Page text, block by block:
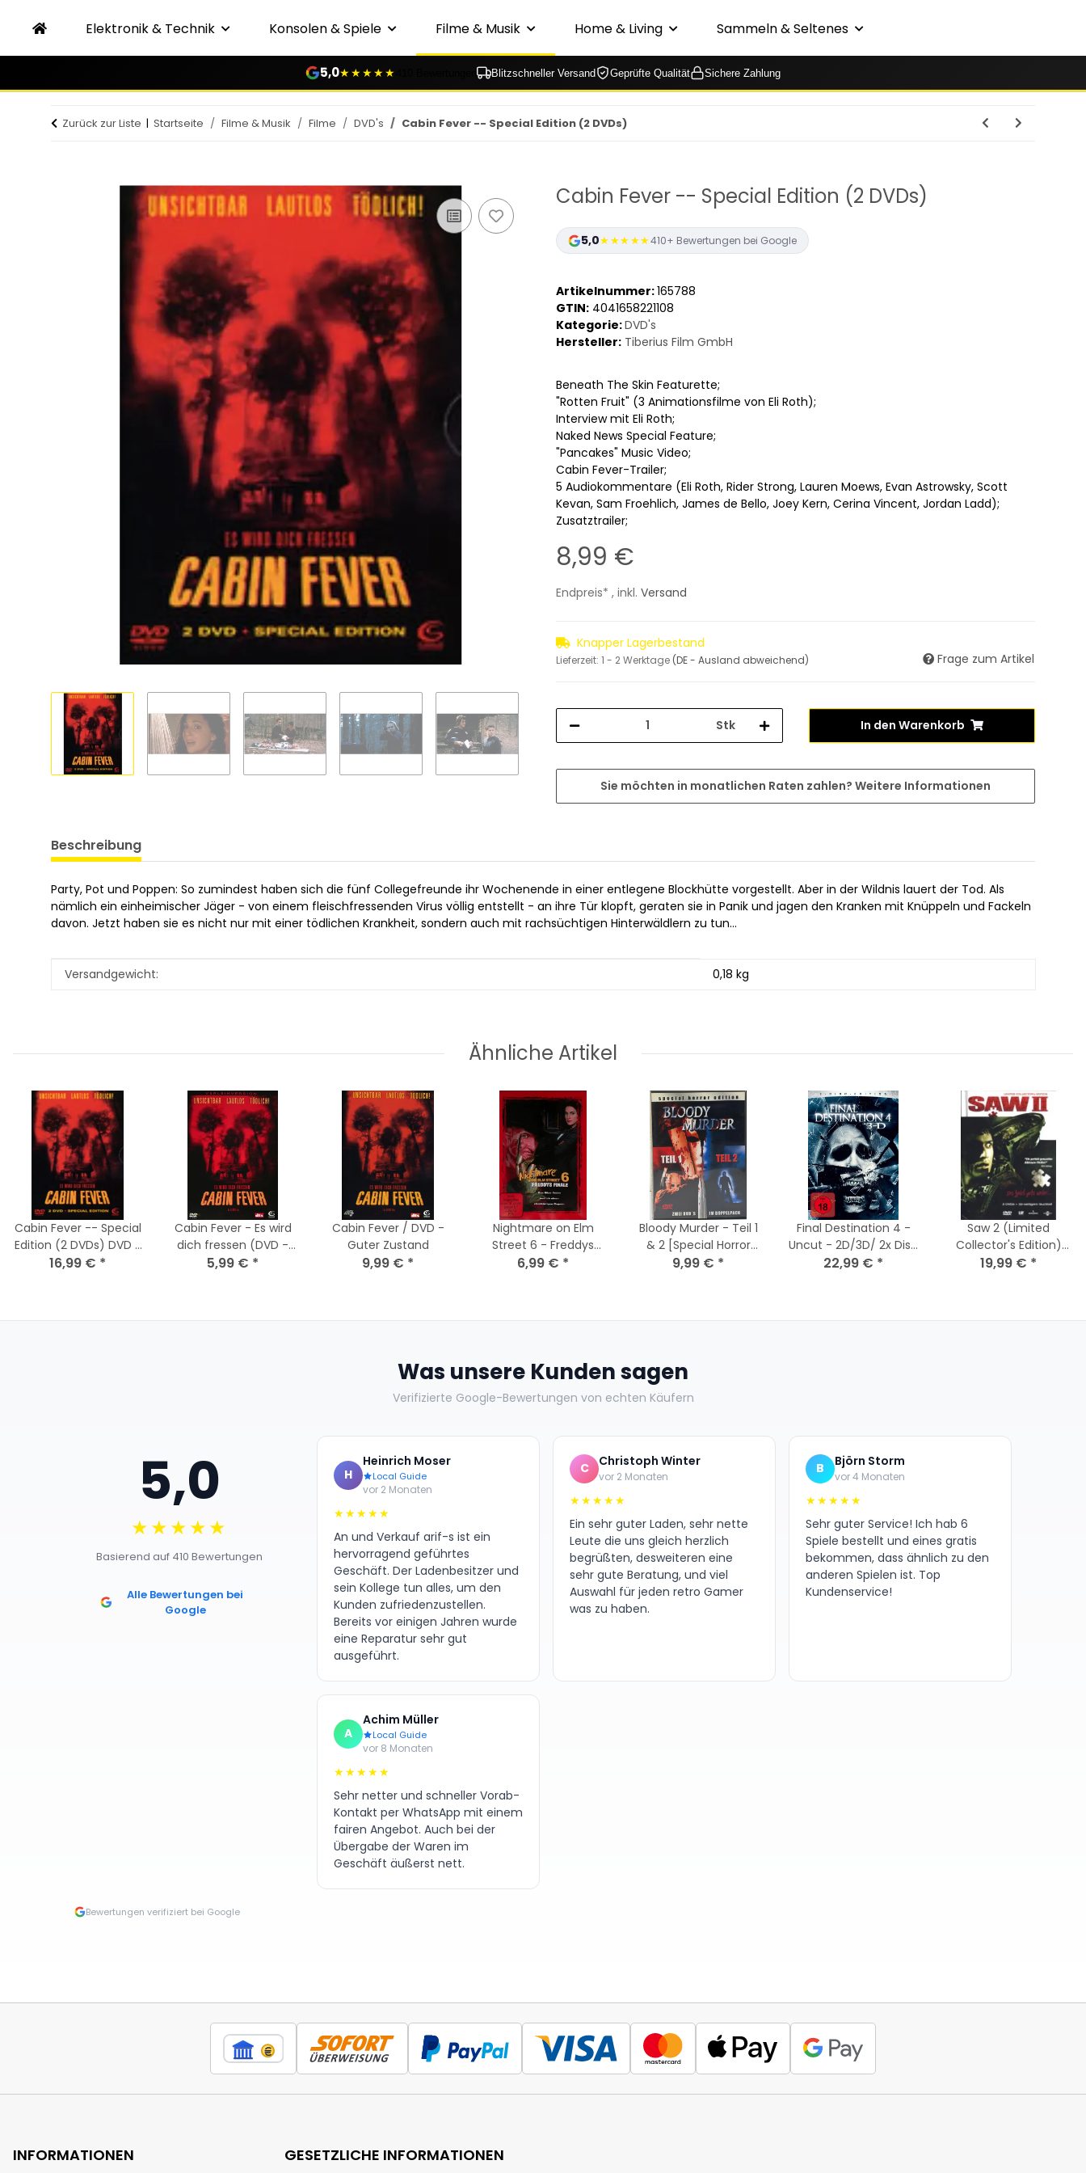
Elektronik & Technik Konsolen & Spiele Filme & Musik Home & Living Sammeln & Seltenes
5,0★★★★★ Blitzschneller Versand Geprüfte Qualität Sichere Zahlung
Zurück zur Liste Startseite Filme & Musik Filme DVD's Cabin Fever -- Special Edition (2 DVDs)
Cabin Fever -- Special Edition (2 DVDs)
5,0★★★★★410+ Bewertungen bei Google
Artikelnummer:165788
GTIN: 4041658221108
Kategorie:DVD's
Hersteller: Tiberius Film GmbH
Beneath The Skin Featurette;
"Rotten Fruit" (3 Animationsfilme von Eli Roth);
Interview mit Eli Roth;
Naked News Special Feature;
"Pancakes" Music Video;
Cabin Fever-Trailer;
5 Audiokommentare (Eli Roth, Rider Strong, Lauren Moews, Evan Astrowsky, Scott
Kevan, Sam Froehlich, James de Bello, Joey Kern, Cerina Vincent, Jordan Ladd);
Zusatztrailer;
8,99 €
Endpreis* , inkl. Versand
Knapper Lagerbestand
Lieferzeit: 1 - 2 Werktage (DE - Ausland abweichend) Frage zum Artikel
Stk In den Warenkorb
Sie möchten in monatlichen Raten zahlen? Weitere Informationen
Beschreibung
Party, Pot und Poppen: So zumindest haben sich die fünf Collegefreunde ihr Wochenende in einer entlegene Blockhütte vorgestellt. Aber in der Wildnis lauert der Tod. Als
nämlich ein einheimischer Jäger - von einem fleischfressenden Virus völlig entstellt - an ihre Tür klopft, geraten sie in Panik und jagen den Kranken mit Knüppeln und Fackeln
davon. Jetzt haben sie es nicht nur mit einer tödlichen Krankheit, sondern auch mit rachsüchtigen Hinterwäldlern zu tun...
Produkteigenschaft
Wert
Versandgewicht: 0,18 kg
Ähnliche Artikel
Cabin Fever -- Special
Edition (2 DVDs) DVD *
Nagelneu Versiegelt
16,99 € *
Cabin Fever - Es wird
dich fressen (DVD -
FSK18) sehr guter
5,99 € *
Cabin Fever / DVD -
Guter Zustand
9,99 € *
Nightmare on Elm
Street 6 - Freddys
Finale / DVD * Top
6,99 € *
Bloody Murder - Teil 1
& 2 [Special Horror
Edition] [2 DVDs] Guter
9,99 € *
Final Destination 4 -
Uncut - 2D/3D/ 2x Disc
´s + 4x 3D- Brillen/DVD
22,99 € *
Saw 2 (Limited
Collector's Edition)
(Mediabook) (DVD)
19,99 € *
Was unsere Kunden sagen
Verifizierte Google-Bewertungen von echten Käufern
5,0
★★★★★
Basierend auf 410 Bewertungen
Alle Bewertungen bei
Google
H
Heinrich Moser
Local Guide
vor 2 Monaten
★★★★★
An und Verkauf arif-s ist ein
hervorragend geführtes
Geschäft. Der Ladenbesitzer und
sein Kollege tun alles, um den
Kunden zufriedenzustellen.
Bereits vor einigen Jahren wurde
eine Reparatur sehr gut
ausgeführt.
C Christoph Winter
vor 2 Monaten
★★★★★
Ein sehr guter Laden, sehr nette
Leute die uns gleich herzlich
begrüßten, desweiteren eine
sehr gute Beratung, und viel
Auswahl für jeden retro Gamer
was zu haben.
B Björn Storm
vor 4 Monaten
★★★★★
Sehr guter Service! Ich hab 6
Spiele bestellt und eines gratis
bekommen, dass ähnlich zu den
anderen Spielen ist. Top
Kundenservice!
A
Achim Müller
Local Guide
vor 8 Monaten
★★★★★
Sehr netter und schneller Vorab-
Kontakt per WhatsApp mit einem
fairen Angebot. Auch bei der
Übergabe der Waren im
Geschäft äußerst nett.
Bewertungen verifiziert bei Google
INFORMATIONEN GESETZLICHE INFORMATIONEN